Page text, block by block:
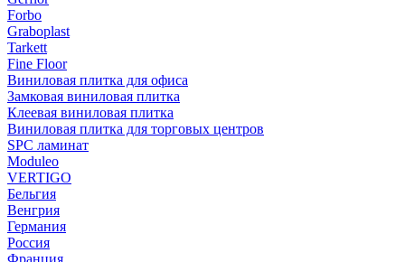
Forbo
Graboplast
Tarkett
Fine Floor
Виниловая плитка для офиса
Замковая виниловая плитка
Клеевая виниловая плитка
Виниловая плитка для торговых центров
SPC ламинат
Moduleo
VERTIGO
Бельгия
Венгрия
Германия
Россия
Франция